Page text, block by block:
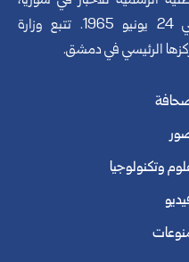
تأسست في 24 يونيو 1965. تتبع وزارة
الرئيسي في دمشق.
وتكنولوجيا